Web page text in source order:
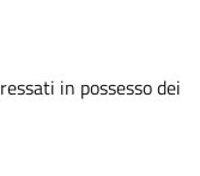
in possesso dei